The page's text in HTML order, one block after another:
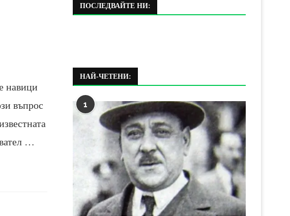
навици
въпрос
…
ПОСЛЕДВАЙТЕ НИ:
НАЙ-ЧЕТЕНИ:
1